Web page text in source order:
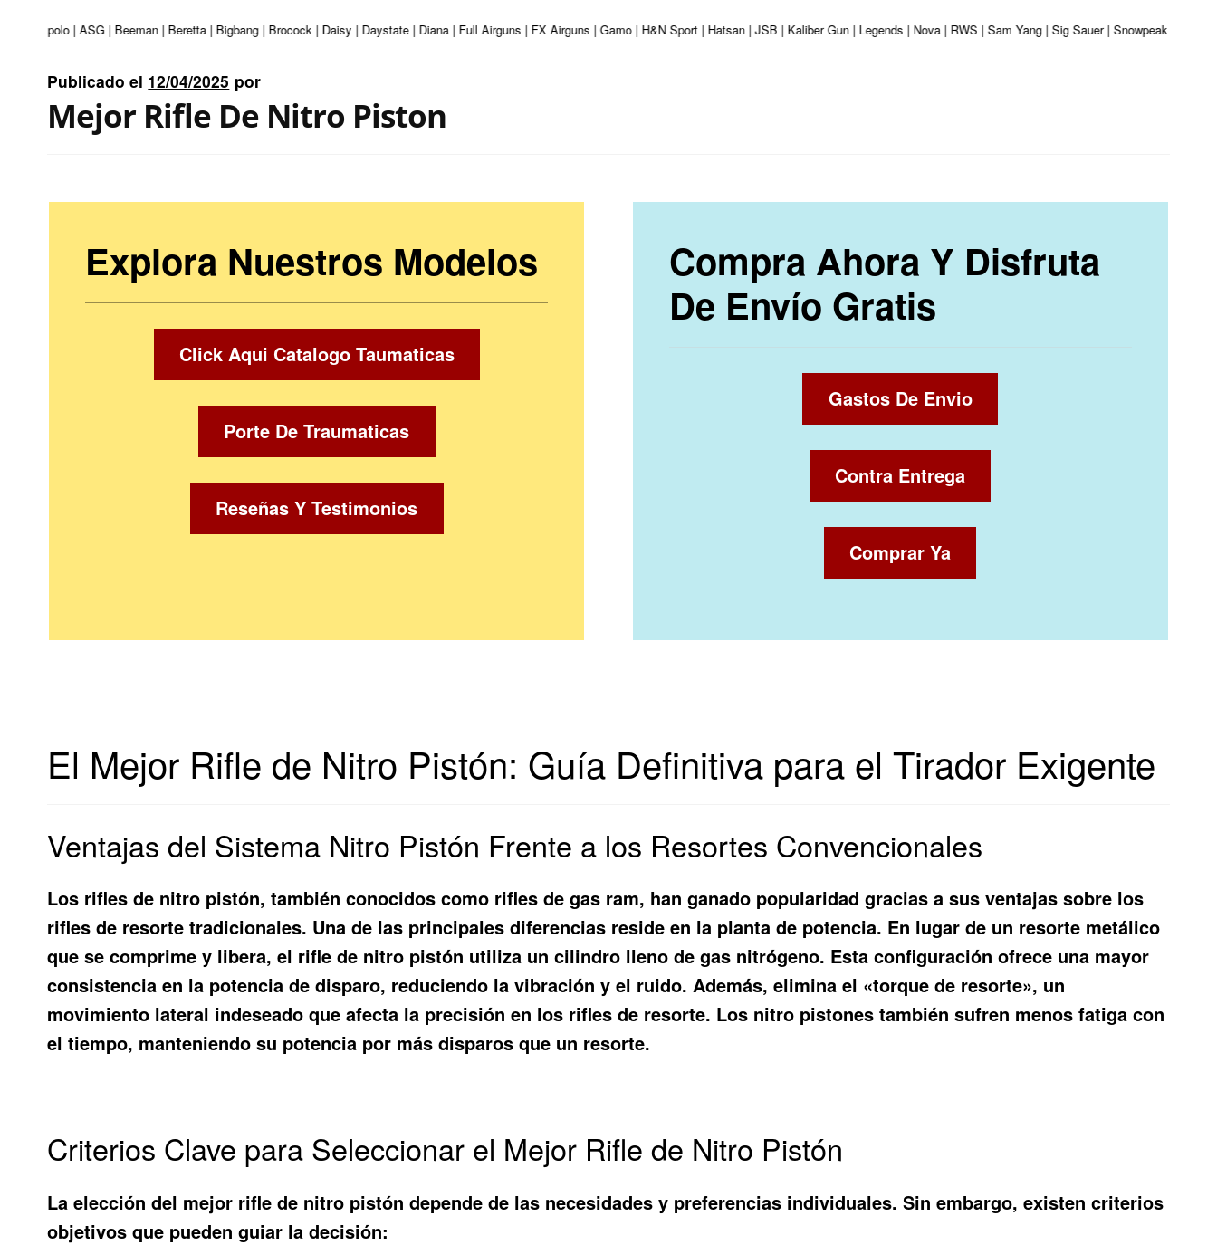
| Apolo | ASG | Beeman | Beretta | Bigbang | Brocock | Daisy | Daystate | Diana | Full Airguns | FX Airguns | Gamo | H&N Sport | Hatsan | JSB | Kaliber Gun | Legends | Nova | RWS | Sam Yang | Sig Sauer | Snowpeak | Umarex
Publicado el 12/04/2025 por
Mejor Rifle De Nitro Piston
Explora Nuestros Modelos
Click Aqui Catalogo Taumaticas
Porte De Traumaticas
Reseñas Y Testimonios
Compra Ahora Y Disfruta
De Envío Gratis
Gastos De Envio
Contra Entrega
Comprar Ya
El Mejor Rifle de Nitro Pistón: Guía Definitiva para el Tirador Exigente
Ventajas del Sistema Nitro Pistón Frente a los Resortes Convencionales
Los rifles de nitro pistón, también conocidos como rifles de gas ram, han ganado popularidad gracias a sus ventajas sobre los
rifles de resorte tradicionales. Una de las principales diferencias reside en la planta de potencia. En lugar de un resorte metálico
que se comprime y libera, el rifle de nitro pistón utiliza un cilindro lleno de gas nitrógeno. Esta configuración ofrece una mayor
consistencia en la potencia de disparo, reduciendo la vibración y el ruido. Además, elimina el «torque de resorte», un
movimiento lateral indeseado que afecta la precisión en los rifles de resorte. Los nitro pistones también sufren menos fatiga con
el tiempo, manteniendo su potencia por más disparos que un resorte.
Criterios Clave para Seleccionar el Mejor Rifle de Nitro Pistón
La elección del mejor rifle de nitro pistón depende de las necesidades y preferencias individuales. Sin embargo, existen criterios
objetivos que pueden guiar la decisión: